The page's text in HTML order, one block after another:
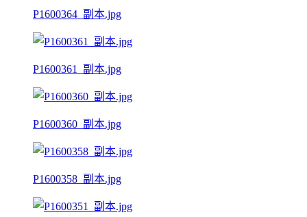
P1600364_副本.jpg
P1600361_副本.jpg
P1600360_副本.jpg
P1600358_副本.jpg